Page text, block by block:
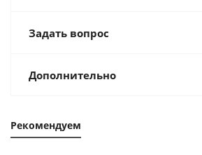
Задать вопрос
Дополнительно
Рекомендуем